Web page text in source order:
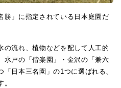
勝」に指定されている日本庭園だ
の流れ、植物などを配して人工的
水戸の「偕楽園」・金沢の「兼六
日本三名園」の1つに選ばれる、